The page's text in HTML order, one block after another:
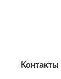
Контакты